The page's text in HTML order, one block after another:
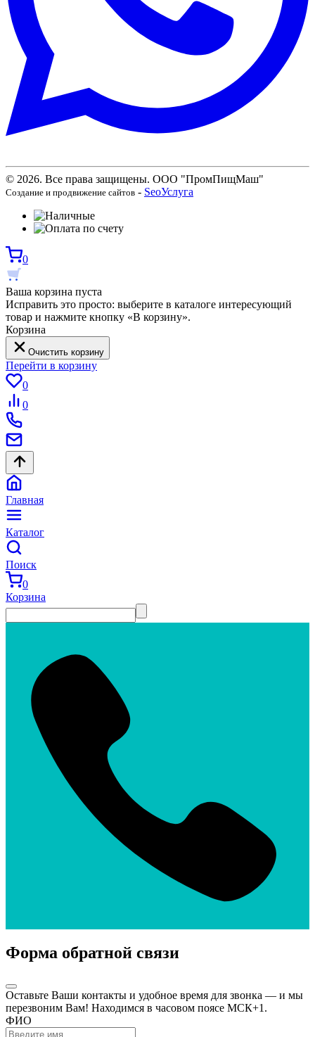
© 2026. Все права защищены. ООО "ПромПищМаш"
Создание и продвижение сайтов - SeoУслуга
0
Ваша корзина пуста
Исправить это просто: выберите в каталоге интересующий
товар и нажмите кнопку «В корзину».
Корзина
Очистить корзину
Перейти в корзину
0
0
Главная
Каталог
Поиск
0
Корзина
Форма обратной связи
Оставьте Ваши контакты и удобное время для звонка — и мы
перезвоним Вам! Находимся в часовом поясе МСК+1.
ФИО